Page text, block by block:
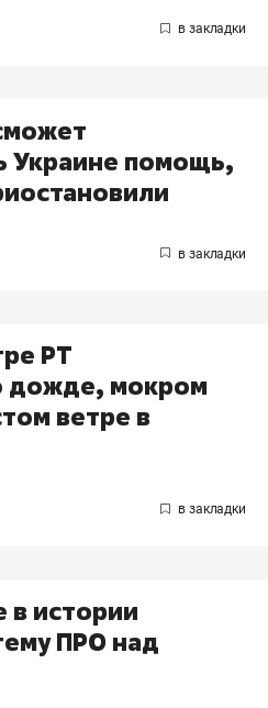
Украине помощь,
РТ
дожде, мокром
ветре в
в истории
ПРО над